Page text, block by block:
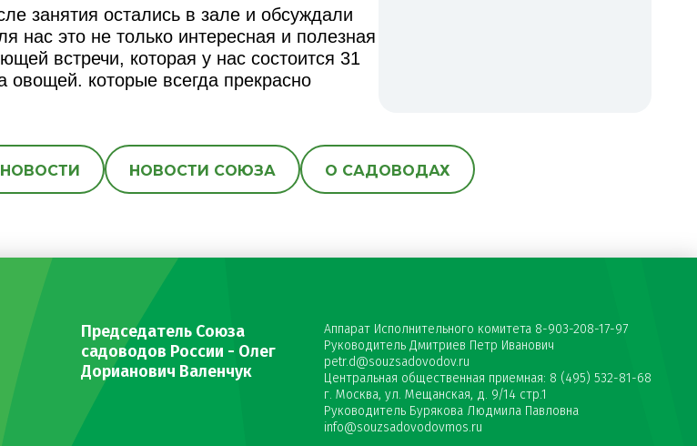
занятия остались в зале и обсуждали
это не только интересная и полезная
встречи, которая у нас состоится 31
которые всегда прекрасно
НОВОСТИ СОЮЗА О САДОВОДАХ
Председатель Союза
садоводов России - Олег
Дорианович Валенчук
Аппарат Исполнительного комитета 8-903-208-17-97
Руководитель Дмитриев Петр Иванович
petr.d@souzsadovodov.ru
Центральная общественная приемная: 8 (495) 532-81-68
г. Москва, ул. Мещанская, д. 9/14 стр.1
Руководитель Бурякова Людмила Павловна
info@souzsadovodovmos.ru